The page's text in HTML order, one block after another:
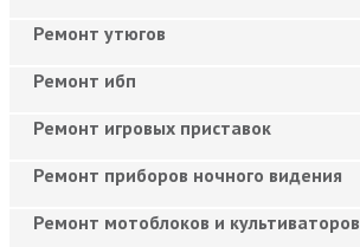
Ремонт утюгов
Ремонт ибп
Ремонт игровых приставок
Ремонт приборов ночного видения
Ремонт мотоблоков и культиваторов